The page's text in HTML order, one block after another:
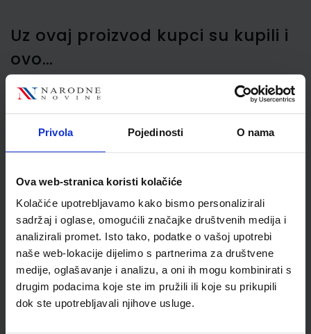
Privola Pojedinosti O nama
Ova web-stranica koristi kolačiće
Kolačiće upotrebljavamo kako bismo personalizirali
sadržaj i oglase, omogućili značajke društvenih medija i
analizirali promet. Isto tako, podatke o vašoj upotrebi
naše web-lokacije dijelimo s partnerima za društvene
medije, oglašavanje i analizu, a oni ih mogu kombinirati s
drugim podacima koje ste im pružili ili koje su prikupili
dok ste upotrebljavali njihove usluge.
Uz ovaj proizvod kupci su kupili i
ovo…
Etikete za registratore 50
mm, 10/1, bijele, Herlitz
1,15 €